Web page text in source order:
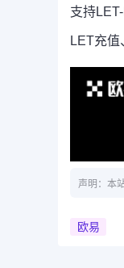
支持
LET充
声明：本
欧易